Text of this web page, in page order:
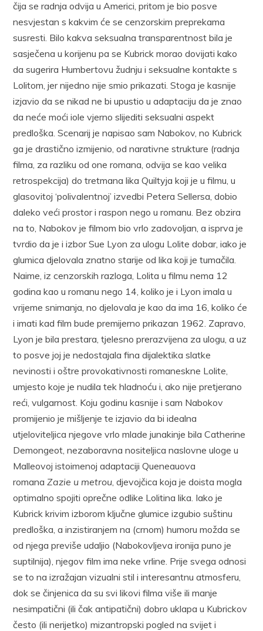
čija se radnja odvija u Americi, pritom je bio posve
nesvjestan s kakvim će se cenzorskim preprekama
susresti. Bilo kakva seksualna transparentnost bila je
sasječena u korijenu pa se Kubrick morao dovijati kako
da sugerira Humbertovu žudnju i seksualne kontakte s
Lolitom, jer nijedno nije smio prikazati. Stoga je kasnije
izjavio da se nikad ne bi upustio u adaptaciju da je znao
da neće moći iole vjerno slijediti seksualni aspekt
predloška. Scenarij je napisao sam Nabokov, no Kubrick
ga je drastično izmijenio, od narativne strukture (radnja
filma, za razliku od one romana, odvija se kao velika
retrospekcija) do tretmana lika Quiltyja koji je u filmu, u
glasovitoj ‘polivalentnoj’ izvedbi Petera Sellersa, dobio
daleko veći prostor i raspon nego u romanu. Bez obzira
na to, Nabokov je filmom bio vrlo zadovoljan, a isprva je
tvrdio da je i izbor Sue Lyon za ulogu Lolite dobar, iako je
glumica djelovala znatno starije od lika koji je tumačila.
Naime, iz cenzorskih razloga, Lolita u filmu nema 12
godina kao u romanu nego 14, koliko je i Lyon imala u
vrijeme snimanja, no djelovala je kao da ima 16, koliko će
i imati kad film bude premijerno prikazan 1962. Zapravo,
Lyon je bila prestara, tjelesno prerazvijena za ulogu, a uz
to posve joj je nedostajala fina dijalektika slatke
nevinosti i oštre provokativnosti romaneskne Lolite,
umjesto koje je nudila tek hladnoću i, ako nije pretjerano
reći, vulgarnost. Koju godinu kasnije i sam Nabokov
promijenio je mišljenje te izjavio da bi idealna
utjeloviteljica njegove vrlo mlade junakinje bila Catherine
Demongeot, nezaboravna nositeljica naslovne uloge u
Malleovoj istoimenoj adaptaciji Queneauova
romana Zazie u metrou , djevojčica koja je doista mogla
optimalno spojiti oprečne odlike Lolitina lika. Iako je
Kubrick krivim izborom ključne glumice izgubio suštinu
predloška, a inzistiranjem na (crnom) humoru možda se
od njega previše udaljio (Nabokovljeva ironija puno je
suptilnija), njegov film ima neke vrline. Prije svega odnosi
se to na izražajan vizualni stil i interesantnu atmosferu,
dok se činjenica da su svi likovi filma više ili manje
nesimpatični (ili čak antipatični) dobro uklapa u Kubrickov
često (ili nerijetko) mizantropski pogled na svijet i